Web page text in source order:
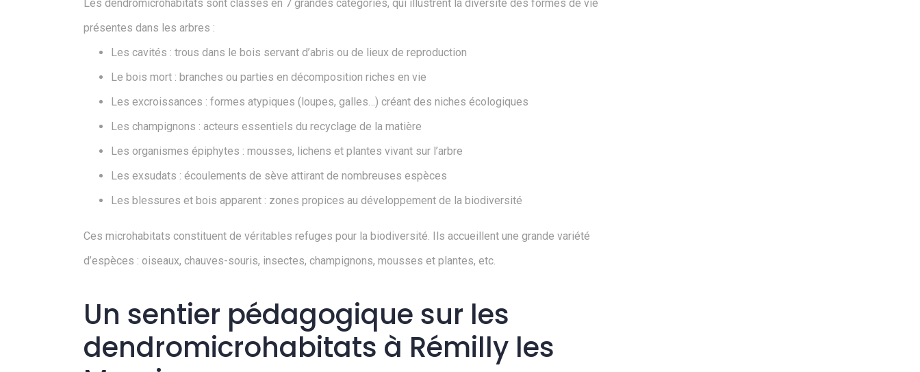
Les dendromicrohabitats sont classés en 7 grandes catégories, qui illustrent la diversité des formes de vie
présentes dans les arbres :
Les cavités : trous dans le bois servant d’abris ou de lieux de reproduction
Le bois mort : branches ou parties en décomposition riches en vie
Les excroissances : formes atypiques (loupes, galles…) créant des niches écologiques
Les champignons : acteurs essentiels du recyclage de la matière
Les organismes épiphytes : mousses, lichens et plantes vivant sur l’arbre
Les exsudats : écoulements de sève attirant de nombreuses espèces
Les blessures et bois apparent : zones propices au développement de la biodiversité
Ces microhabitats constituent de véritables refuges pour la biodiversité. Ils accueillent une grande variété
d’espèces : oiseaux, chauves-souris, insectes, champignons, mousses et plantes, etc.
Un sentier pédagogique sur les
dendromicrohabitats à Rémilly les